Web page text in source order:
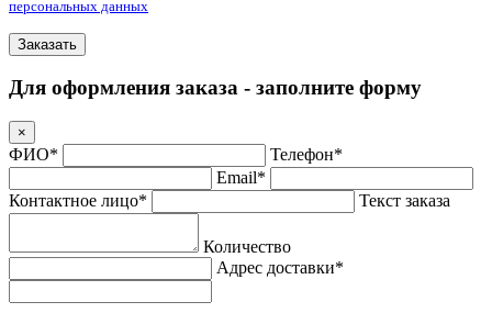
персональных данных
Заказать
Для оформления заказа - заполните форму
×
ФИО*
Телефон*
Email*
Контактное лицо*
Текст заказа
Количество
Адрес доставки*